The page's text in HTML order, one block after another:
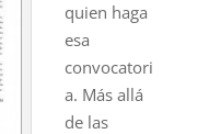
quien haga
esa
convocatori
a. Más allá
de las